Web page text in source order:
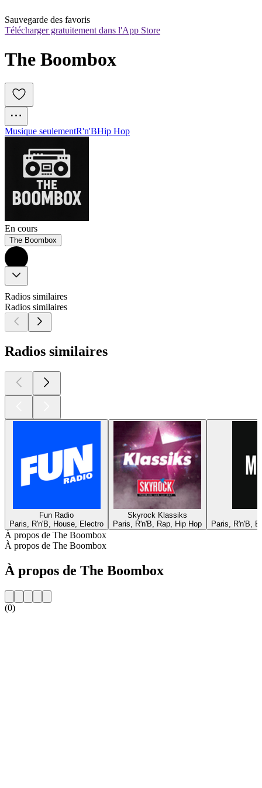
Sauvegarde des favoris
Télécharger gratuitement dans l'App Store
The Boombox
Musique seulementR'n'BHip Hop
En cours
The Boombox
Radios similaires
Radios similaires
Radios similaires
Fun Radio
Paris, R'n'B, House, Electro
Skyrock Klassiks
Paris, R'n'B, Rap, Hip Hop
Paris, R'n'B,
À propos de The Boombox
À propos de The Boombox
À propos de The Boombox
(0)